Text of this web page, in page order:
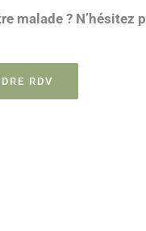
malade ? N’hésitez
RDV